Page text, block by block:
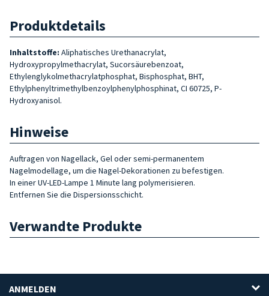
Produktdetails
Inhaltstoffe: Aliphatisches Urethanacrylat,
Hydroxypropylmethacrylat, Sucorsäurebenzoat,
Ethylenglykolmethacrylatphosphat, Bisphosphat, BHT,
Ethylphenyltrimethylbenzoylphenylphosphinat, CI 60725, P-
Hydroxyanisol.
Hinweise
Auftragen von Nagellack, Gel oder semi-permanentem
Nagelmodellage, um die Nagel-Dekorationen zu befestigen.
In einer UV-LED-Lampe 1 Minute lang polymerisieren.
Entfernen Sie die Dispersionsschicht.
Verwandte Produkte
ANMELDEN